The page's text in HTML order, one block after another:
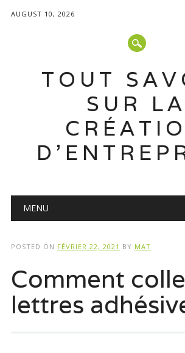
AUGUST 10, 2026
TOUT
SUR LA
Main menu
MENU
POSTED ON FÉVRIER 22, 2021 BY MAT
Comment
lettres